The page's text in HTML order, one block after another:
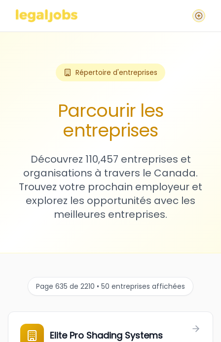
Répertoire d'entreprises
Parcourir les
entreprises
Découvrez 110,457 entreprises et
organisations à travers le Canada.
Trouvez votre prochain employeur et
explorez les opportunités avec les
meilleures entreprises.
Page 635 de 2210 • 50 entreprises affichées
Elite Pro Shading Systems